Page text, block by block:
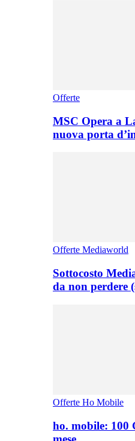
Offerte
MSC Opera a
nuova porta
Offerte Mediaworld
Sottocosto
da non perdere
Offerte Ho Mobile
ho. mobile: 100